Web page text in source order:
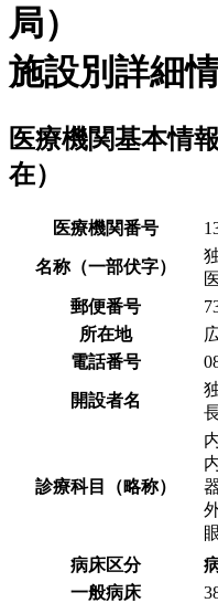
局）
施設別詳細
医療機関基本情
在）
医療機関番号
名称（一部伏字）
郵便番号
所在地
電話番号
開設者名
診療科目（略称）
病床区分
一般病床